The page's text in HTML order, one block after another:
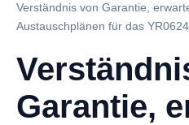
Verständnis von Garantie,
Austauschplänen für das
Garantie,